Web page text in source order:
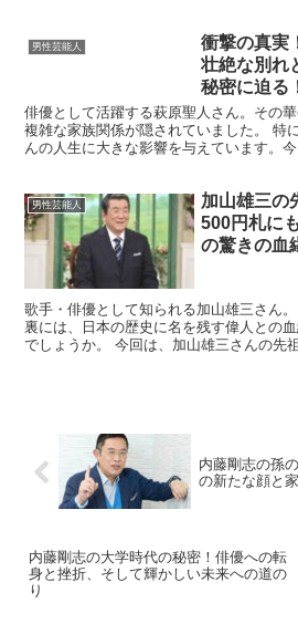
男性芸能人
衝撃の真実
壮絶な別れ
秘密に迫る
俳優として活躍する萩原聖人さん。その
複雑な家族関係が隠されていました。 特
んの人生に大きな影響を与えています。
男性芸能人
加山雄三の
500円札に
の驚きの血
歌手・俳優として知られる加山雄三さん
裏には、日本の歴史に名を残す偉人との
でしょうか。 今回は、加山雄三さんの先
内藤剛志の孫
の新たな顔と
内藤剛志の大学時代の秘密！俳優への転
身と挫折、そして輝かしい未来への道の
り